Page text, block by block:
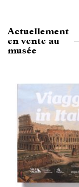
Actuellement
en vente au
musée